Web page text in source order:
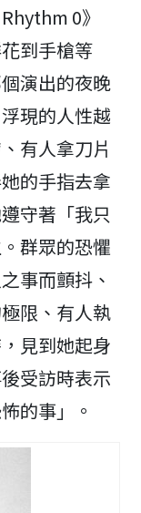
0》
到手槍等
演出的夜晚
現的人性越
有人拿刀片
的手指去拿
守著「我只
群眾的恐懼
事而顫抖、
限、有人執
見到她起身
受訪時表示
的事」。